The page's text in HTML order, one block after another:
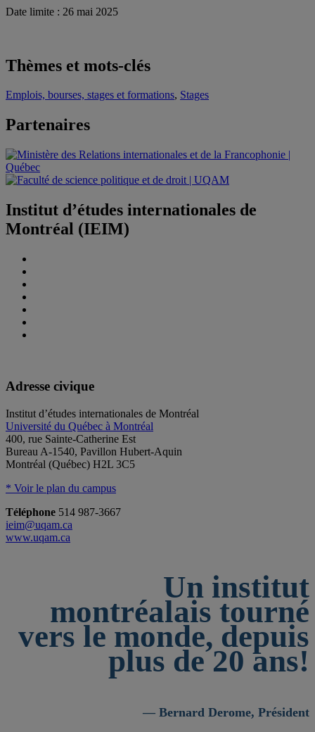
Date limite : 26 mai 2025
Thèmes et mots-clés
Emplois, bourses, stages et formations, Stages
Partenaires
Institut d’études internationales de
Montréal (IEIM)
Adresse civique
Institut d’études internationales de Montréal
Université du Québec à Montréal
400, rue Sainte-Catherine Est
Bureau A-1540, Pavillon Hubert-Aquin
Montréal (Québec) H2L 3C5
* Voir le plan du campus
Téléphone 514 987-3667
ieim@uqam.ca
www.uqam.ca
Un institut
montréalais tourné
vers le monde, depuis
plus de 20 ans!
— Bernard Derome, Président